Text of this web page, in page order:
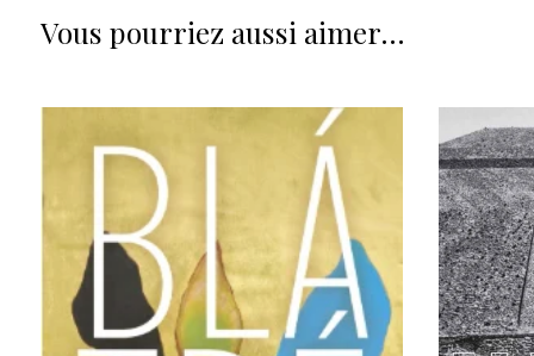
Vous pourriez aussi aimer…